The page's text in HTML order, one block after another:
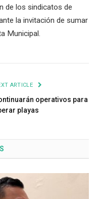
de los sindicatos de
la invitación de sumar
Municipal.
ARTICLE
operativos para
playas